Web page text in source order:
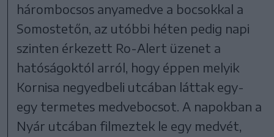
hárombocsos anyamedve a bocsokkal a
Somostetőn, az utóbbi héten pedig napi
szinten érkezett Ro-Alert üzenet a
hatóságoktól arról, hogy éppen melyik
Kornisa negyedbeli utcában láttak egy-
egy termetes medvebocsot. A napokban a
Nyár utcában filmeztek le egy medvét,